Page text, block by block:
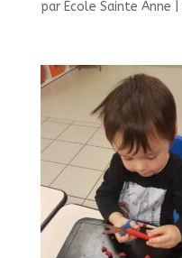
par École Sainte Anne